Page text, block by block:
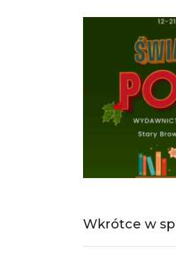
Wkrótce w